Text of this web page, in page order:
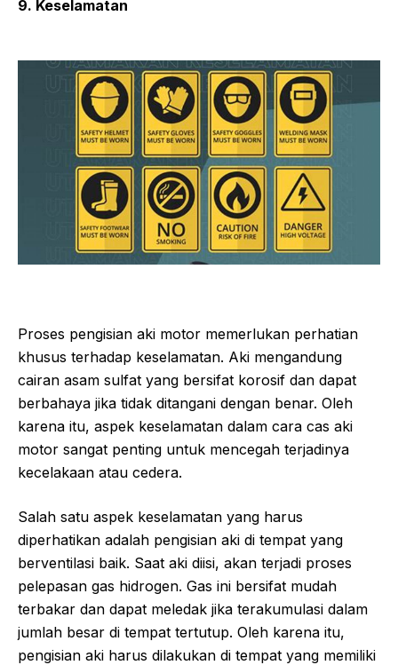
9. Keselamatan
Proses pengisian aki motor memerlukan perhatian
khusus terhadap keselamatan. Aki mengandung
cairan asam sulfat yang bersifat korosif dan dapat
berbahaya jika tidak ditangani dengan benar. Oleh
karena itu, aspek keselamatan dalam cara cas aki
motor sangat penting untuk mencegah terjadinya
kecelakaan atau cedera.
Salah satu aspek keselamatan yang harus
diperhatikan adalah pengisian aki di tempat yang
berventilasi baik. Saat aki diisi, akan terjadi proses
pelepasan gas hidrogen. Gas ini bersifat mudah
terbakar dan dapat meledak jika terakumulasi dalam
jumlah besar di tempat tertutup. Oleh karena itu,
pengisian aki harus dilakukan di tempat yang memiliki